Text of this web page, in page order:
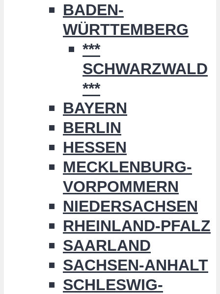
BADEN-
WÜRTTEMBERG
***
SCHWARZWALD
***
BAYERN
BERLIN
HESSEN
MECKLENBURG-
VORPOMMERN
NIEDERSACHSEN
RHEINLAND-PFALZ
SAARLAND
SACHSEN-ANHALT
SCHLESWIG-